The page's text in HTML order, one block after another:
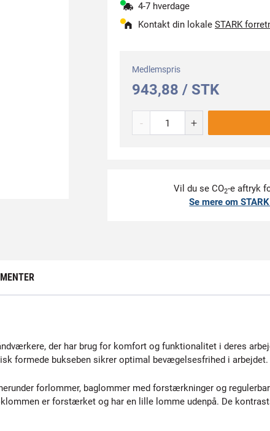
4-7 hverdage
Kontakt din lokale STARK
Medlemspris
943,88 / STK
- +
Vil du se CO2-e aftryk
Se mere om
der har brug for komfort og funktionalitet i deres
formede bukseben sikrer optimal bevægelsesfrihed i arbejdet.
forlommer, baglommer med forstærkninger og
er forstærket og har en lille lomme udenpå. De